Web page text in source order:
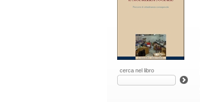
cerca nel libro